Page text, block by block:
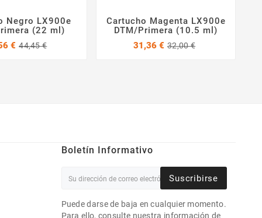

Negro LX900e
(22 ml)
€ 44,45 €
 
Cartucho Magenta LX900e
DTM/Primera (10.5 ml)
31,36 € 32,00 €
Boletín Informativo
Suscribirse
Puede darse de baja en cualquier momento.
Para ello, consulte nuestra información de